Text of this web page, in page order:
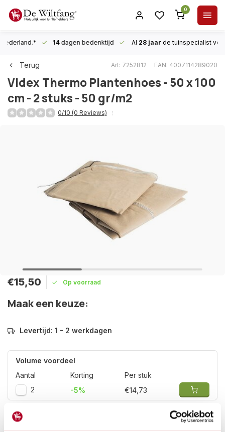
0
14dagen bedenktijd Al 28 jaar de tuinspecialist
Terug Art: 7252812 EAN: 4007114289020
Videx Thermo Plantenhoes - 50 x 100
cm - 2 stuks - 50 gr/m2
0/10 (0 Reviews)
€15,50 Op voorraad
Maak een keuze:
Levertijd: 1 - 2 werkdagen
Volume voordeel
Aantal
Korting
Per stuk
2
-5% €14,73
Set van 2 stuks thermovliesdoeken beschermt grotere
tuinplanten effectief tegen winterse elementen zoals vorst,